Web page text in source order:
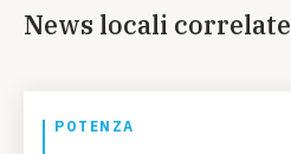
News locali correlate
POTENZA